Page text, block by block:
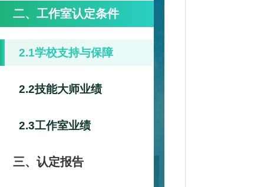
二、工作室认定条件
2.1学校支持与保障
2.2技能大师业绩
2.3工作室业绩
三、认定报告